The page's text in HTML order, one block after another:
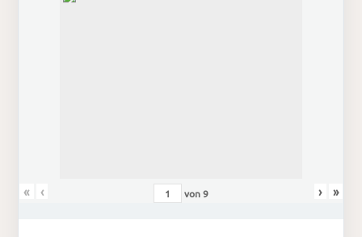
« ‹ von9 › »